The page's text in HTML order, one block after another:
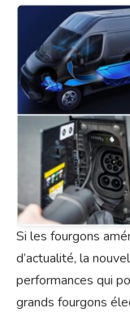
Si les fourgons
d’actualité, la
performances qui
grands fourgons